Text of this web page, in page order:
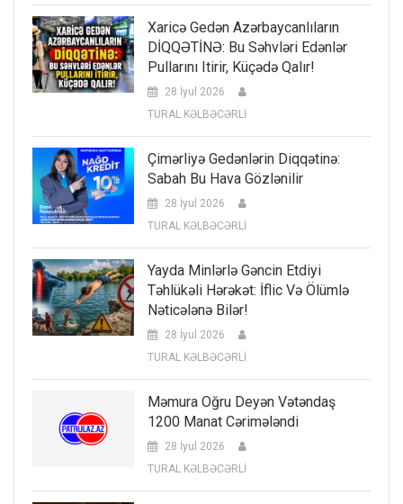
Xaricə Gedən Azərbaycanlıların
DİQQƏTİNƏ: Bu Səhvləri Edənlər
Pullarını Itirir, Küçədə Qalır!
28 İyul 2026
TURAL KƏLBƏCƏRLİ
Çimərliyə Gedənlərin Diqqətinə:
Sabah Bu Hava Gözlənilir
28 İyul 2026
TURAL KƏLBƏCƏRLİ
Yayda Minlərlə Gəncin Etdiyi
Təhlükəli Hərəkət: İflic Və Ölümlə
Nəticələnə Bilər!
28 İyul 2026
TURAL KƏLBƏCƏRLİ
Məmura Oğru Deyən Vətəndaş
1200 Manat Cərimələndi
28 İyul 2026
TURAL KƏLBƏCƏRLİ